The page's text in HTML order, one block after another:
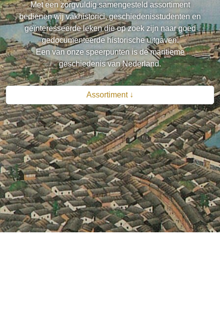
Met een zorgvuldig samengesteld assortiment
bedienen wij vakhistorici, geschiedenisstudenten en
geïnteresseerde leken die op zoek zijn naar goed
gedocumenteerde historische uitgaven.
Een van onze speerpunten is de maritieme
geschiedenis van Nederland.
Assortiment ↓